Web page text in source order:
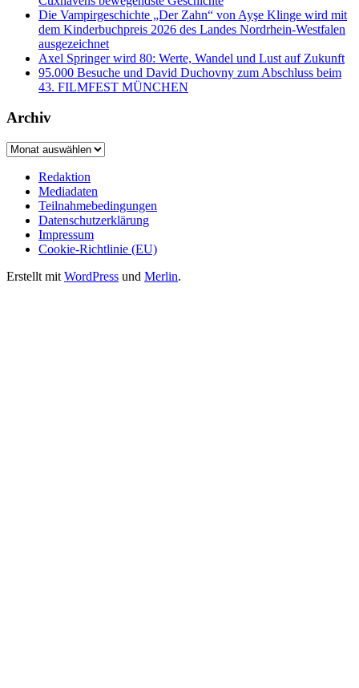
Die Vampirgeschichte „Der Zahn“ von Ayşe Klinge wird mit
dem Kinderbuchpreis 2026 des Landes Nordrhein-Westfalen
ausgezeichnet
Axel Springer wird 80: Werte, Wandel und Lust auf Zukunft
95.000 Besuche und David Duchovny zum Abschluss beim
43. FILMFEST MÜNCHEN
Archiv
Archiv
Redaktion
Mediadaten
Teilnahmebedingungen
Datenschutzerklärung
Impressum
Cookie-Richtlinie (EU)
Erstellt mit WordPress und Merlin.